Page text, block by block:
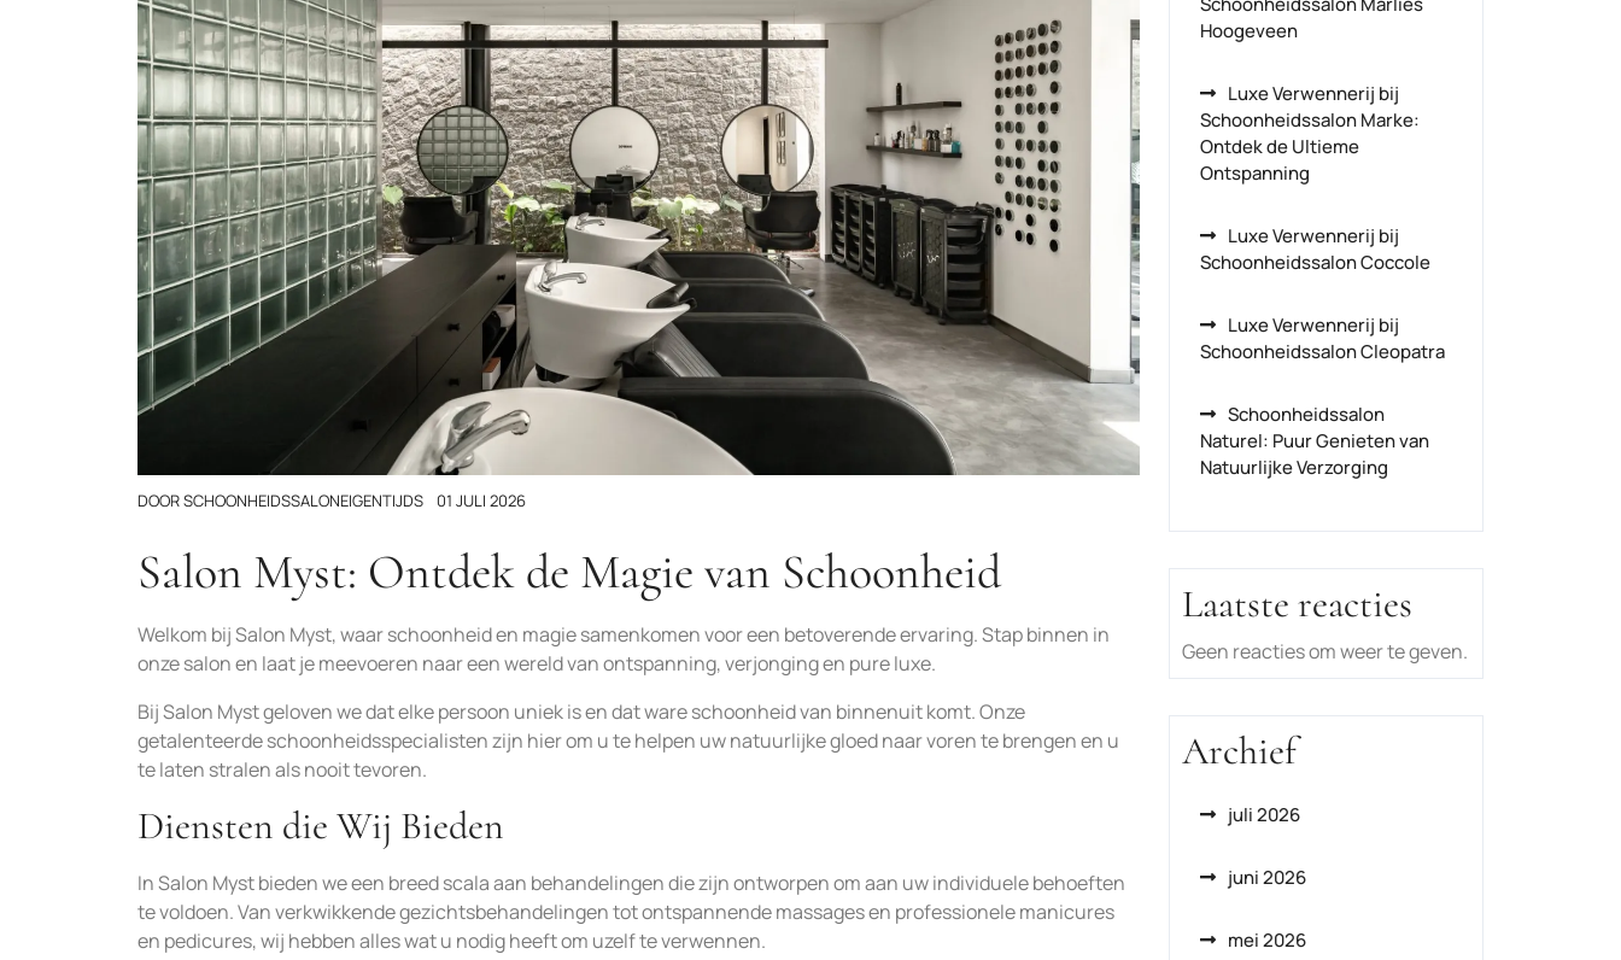
DOORSCHOONHEIDSSALONEIGENTIJDS 01 JULI 2026
Salon Myst: Ontdek de Magie van Schoonheid
Welkom bij Salon Myst, waar schoonheid en magie samenkomen voor een betoverende ervaring. Stap binnen in
onze salon en laat je meevoeren naar een wereld van ontspanning, verjonging en pure luxe.
Bij Salon Myst geloven we dat elke persoon uniek is en dat ware schoonheid van binnenuit komt. Onze
getalenteerde schoonheidsspecialisten zijn hier om u te helpen uw natuurlijke gloed naar voren te brengen en u
te laten stralen als nooit tevoren.
Diensten die Wij Bieden
In Salon Myst bieden we een breed scala aan behandelingen die zijn ontworpen om aan uw individuele behoeften
te voldoen. Van verkwikkende gezichtsbehandelingen tot ontspannende massages en professionele manicures
en pedicures, wij hebben alles wat u nodig heeft om uzelf te verwennen.
Hoogeveen
Luxe Verwennerij bij
Schoonheidssalon Marke:
Ontdek de Ultieme
Ontspanning
Luxe Verwennerij bij
Schoonheidssalon Coccole
Luxe Verwennerij bij
Schoonheidssalon Cleopatra
Schoonheidssalon
Naturel: Puur Genieten van
Natuurlijke Verzorging
Laatste reacties
Geen reacties om weer te geven.
Archief
juli 2026
juni 2026
mei 2026